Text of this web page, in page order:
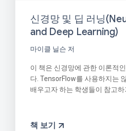
신경망 및 딥 러닝
and Deep Learning)
마이클 닐슨 저
이 책은 신경망에 관한 이론적
다. TensorFlow를 사용하지는
배우고자 하는 학생들이 참고하
책 보기